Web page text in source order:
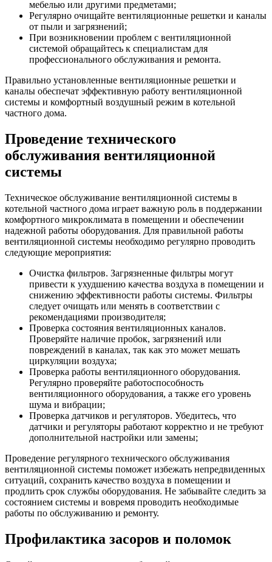
мебелью или другими предметами;
Регулярно очищайте вентиляционные решетки и каналы
от пыли и загрязнений;
При возникновении проблем с вентиляционной
системой обращайтесь к специалистам для
профессионального обслуживания и ремонта.
Правильно установленные вентиляционные решетки и
каналы обеспечат эффективную работу вентиляционной
системы и комфортный воздушный режим в котельной
частного дома.
Проведение технического
обслуживания вентиляционной
системы
Техническое обслуживание вентиляционной системы в
котельной частного дома играет важную роль в поддержании
комфортного микроклимата в помещении и обеспечении
надежной работы оборудования. Для правильной работы
вентиляционной системы необходимо регулярно проводить
следующие мероприятия:
Очистка фильтров. Загрязненные фильтры могут
привести к ухудшению качества воздуха в помещении и
снижению эффективности работы системы. Фильтры
следует очищать или менять в соответствии с
рекомендациями производителя;
Проверка состояния вентиляционных каналов.
Проверяйте наличие пробок, загрязнений или
повреждений в каналах, так как это может мешать
циркуляции воздуха;
Проверка работы вентиляционного оборудования.
Регулярно проверяйте работоспособность
вентиляционного оборудования, а также его уровень
шума и вибрации;
Проверка датчиков и регуляторов. Убедитесь, что
датчики и регуляторы работают корректно и не требуют
дополнительной настройки или замены;
Проведение регулярного технического обслуживания
вентиляционной системы поможет избежать непредвиденных
ситуаций, сохранить качество воздуха в помещении и
продлить срок службы оборудования. Не забывайте следить за
состоянием системы и вовремя проводить необходимые
работы по обслуживанию и ремонту.
Профилактика засоров и поломок